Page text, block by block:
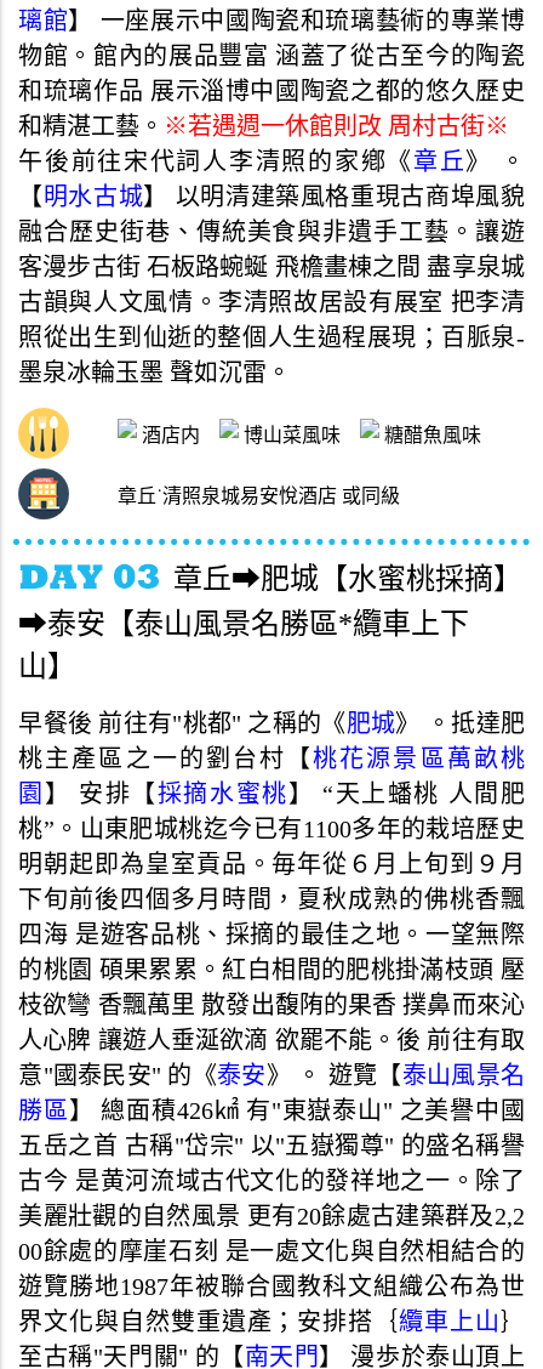
璃館】 一座展示中國陶瓷和琉璃藝術的專業博
物館。館內的展品豐富 涵蓋了從古至今的陶瓷
和琉璃作品 展示淄博中國陶瓷之都的悠久歷史
和精湛工藝。 ※若遇週一休館則改 周村古街※
午後前往宋代詞人李清照的家鄕《章丘》 。
【明水古城】 以明清建築風格重現古商埠風貌
融合歷史街巷、傳統美食與非遺手工藝。讓遊
客漫步古街 石板路蜿蜒 飛檐畫棟之間 盡享泉城
古韻與人文風情。李清照故居設有展室 把李清
照從出生到仙逝的整個人生過程展現；百脈泉-
墨泉冰輪玉墨 聲如沉雷。
酒店内 博山菜風味 糖醋魚風味
章丘˙清照泉城易安悅酒店 或同級
章丘➡肥城【水蜜桃採摘】
➡泰安【泰山風景名勝區*纜車上下
山】
早餐後 前往有"桃都" 之稱的《肥城》 。抵達肥
桃主產區之一的劉台村【桃花源景區萬畝桃
園 】 安排【採摘水蜜桃】 “天上蟠桃 人間肥
桃”。山東肥城桃迄今已有1100多年的栽培歷史
明朝起即為皇室貢品。毎年從６月上旬到９月
下旬前後四個多月時間，夏秋成熟的佛桃香飄
四海 是遊客品桃、採摘的最佳之地。一望無際
的桃園 碩果累累。紅白相間的肥桃掛滿枝頭 壓
枝欲彎 香飄萬里 散發出馥陏的果香 撲鼻而來沁
人心脾 讓遊人垂涎欲滴 欲罷不能。後 前往有取
意"國泰民安" 的《泰安》 。 遊覽【泰山風景名
勝區 】 總面積426㎢ 有"東嶽泰山" 之美譽中國
五岳之首 古稱"岱宗" 以"五嶽獨尊" 的盛名稱譽
古今 是黄河流域古代文化的發祥地之一。除了
美麗壯觀的自然風景 更有20餘處古建築群及2,2
00餘處的摩崖石刻 是一處文化與自然相結合的
遊覽勝地1987年被聯合國教科文組織公布為世
界文化與自然雙重遺產；安排搭｛纜車上山 ｝
至古稱"天門關" 的【南天門 】 漫歩於泰山頂上